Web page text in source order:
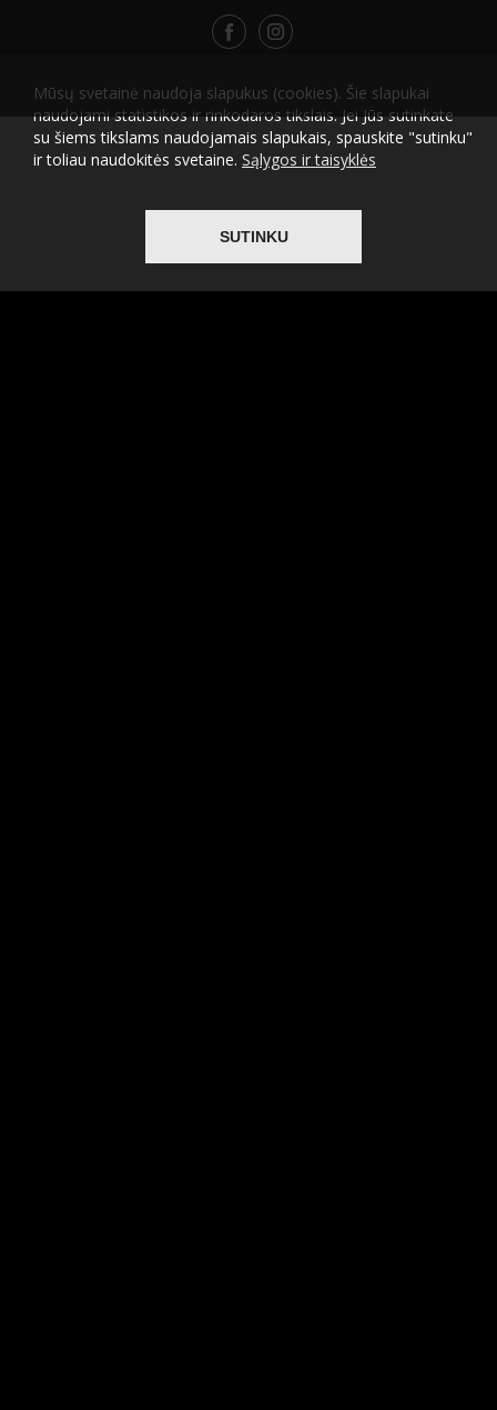
2026 © Visos teisės saugomos Atliko
Mūsų svetainė naudoja slapukus (cookies). Šie slapukai
naudojami statistikos ir rinkodaros tikslais. Jei Jūs sutinkate
su šiems tikslams naudojamais slapukais, spauskite "sutinku"
ir toliau naudokitės svetaine. Sąlygos ir taisyklės
SUTINKU